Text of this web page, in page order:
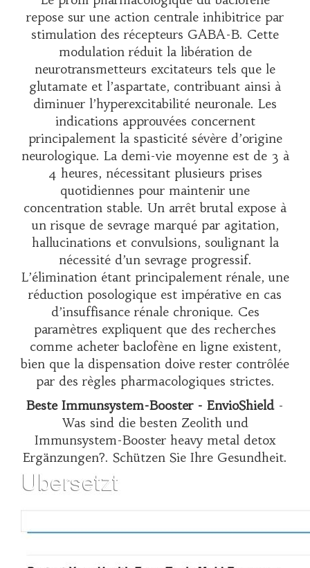
repose sur une action centrale inhibitrice par
stimulation des récepteurs GABA-B. Cette
modulation réduit la libération de
neurotransmetteurs excitateurs tels que le
glutamate et l’aspartate, contribuant ainsi à
diminuer l’hyperexcitabilité neuronale. Les
indications approuvées concernent
principalement la spasticité sévère d’origine
neurologique. La demi-vie moyenne est de 3 à
4 heures, nécessitant plusieurs prises
quotidiennes pour maintenir une
concentration stable. Un arrêt brutal expose à
un risque de sevrage marqué par agitation,
hallucinations et convulsions, soulignant la
nécessité d’un sevrage progressif.
L’élimination étant principalement rénale, une
réduction posologique est impérative en cas
d’insuffisance rénale chronique. Ces
paramètres expliquent que des recherches
comme acheter baclofène en ligneexistent,
bien que la dispensation doive rester contrôlée
par des règles pharmacologiques strictes.
Beste Immunsystem-Booster - EnvioShield-
Was sind die besten Zeolith und
Immunsystem-Booster heavy metal detox
Ergänzungen?. Schützen Sie Ihre Gesundheit.